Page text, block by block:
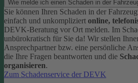
Wie melde ich einen Schaden in der
Sie können Ihren Schaden in der
einfach und unkompliziert online,
DEVK-Beratung vor Ort melden. Im
unbürokratisch für Sie da! Wir stellen
Ansprechpartner bzw. eine persönliche
die Ihre Fragen beantworten und die
organisieren.
Zum Schadenservice der DEVK